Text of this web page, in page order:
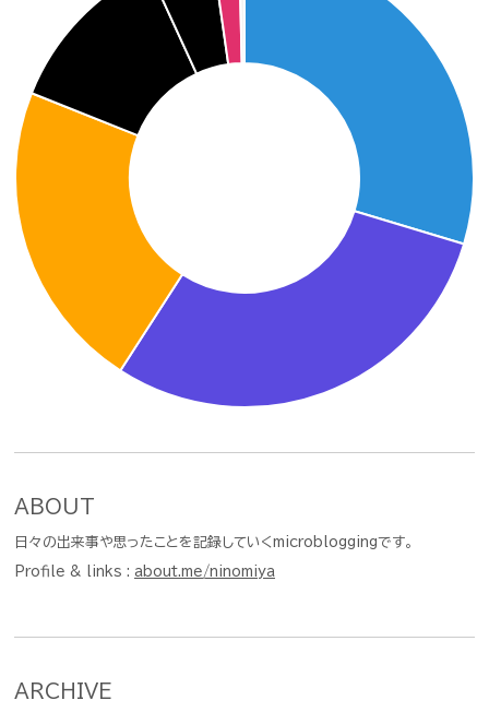
ABOUT
日々の出来事や思ったことを記録していくmicrobloggingです。
Profile & links : about.me/ninomiya
ARCHIVE